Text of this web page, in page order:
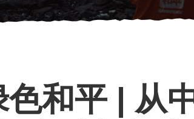
和平 | 从